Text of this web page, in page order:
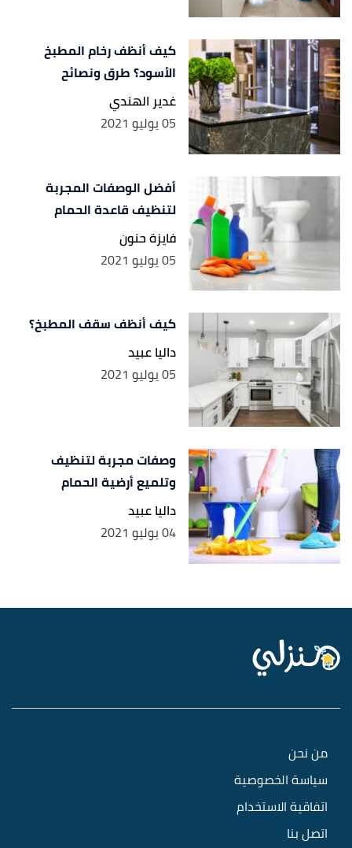
كيف أنظف رخام المطبخ
الأسود؟ طرق ونصائح
غدير الهندي
05 يوليو 2021
أفضل الوصفات المجربة
لتنظيف قاعدة الحمام
فايزة حنون
05 يوليو 2021
كيف أنظف سقف المطبخ؟
داليا عبيد
05 يوليو 2021
وصفات مجربة لتنظيف
وتلميع أرضية الحمام
داليا عبيد
04 يوليو 2021
من نحن
سياسة الخصوصية
اتفاقية الاستخدام
اتصل بنا